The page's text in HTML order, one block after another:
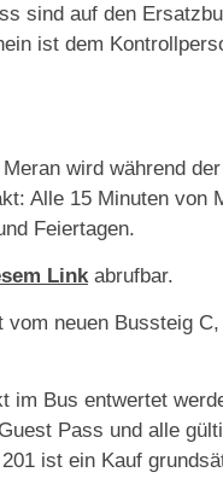
sind auf den
ist dem
wird während
Alle 15 Minuten von
Feiertagen.
Linkabrufbar.
vom neuen Bussteig
im Bus entwertet
Pass und alle
ist ein Kauf